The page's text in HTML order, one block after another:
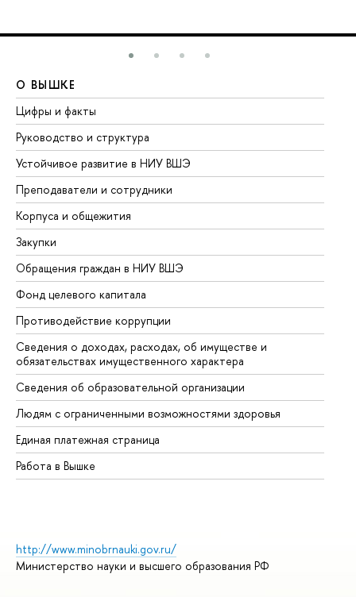
О ВЫШКЕ
Цифры и факты
Руководство и структура
Устойчивое развитие в НИУ ВШЭ
Преподаватели и сотрудники
Корпуса и общежития
Закупки
Обращения граждан в НИУ ВШЭ
Фонд целевого капитала
Противодействие коррупции
Сведения о доходах, расходах, об имуществе и
обязательствах имущественного характера
Сведения об образовательной организации
Людям с ограниченными возможностями здоровья
Единая платежная страница
Работа в Вышке
http://www.minobrnauki.gov.ru/
Министерство науки и высшего образования РФ